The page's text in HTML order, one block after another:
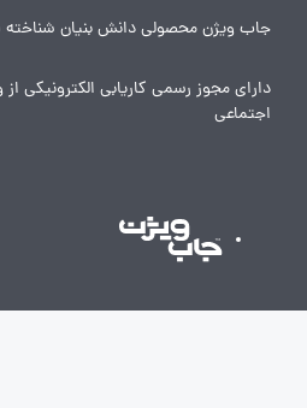
جاب ویژن محصولی دانش بنیان
دارای مجوز رسمی کاریابی الکترونیکی از
اجتماعی